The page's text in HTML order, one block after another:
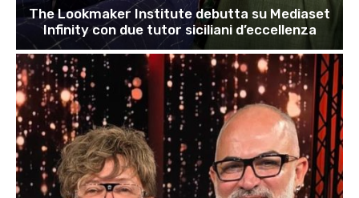
The Lookmaker Institute debutta su Mediaset
Infinity con due tutor siciliani d’eccellenza